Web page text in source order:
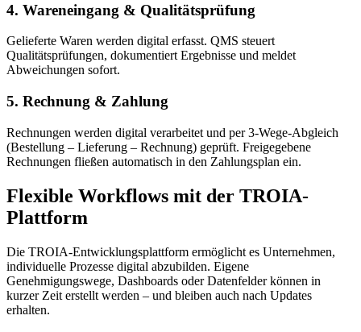
4. Wareneingang & Qualitätsprüfung
Gelieferte Waren werden digital erfasst. QMS steuert
Qualitätsprüfungen, dokumentiert Ergebnisse und meldet
Abweichungen sofort.
5. Rechnung & Zahlung
Rechnungen werden digital verarbeitet und per 3‑Wege-Abgleich
(Bestellung – Lieferung – Rechnung) geprüft. Freigegebene
Rechnungen fließen automatisch in den Zahlungsplan ein.
Flexible Workflows mit der TROIA-
Plattform
Die TROIA-Entwicklungsplattform ermöglicht es Unternehmen,
individuelle Prozesse digital abzubilden. Eigene
Genehmigungswege, Dashboards oder Datenfelder können in
kurzer Zeit erstellt werden – und bleiben auch nach Updates
erhalten.